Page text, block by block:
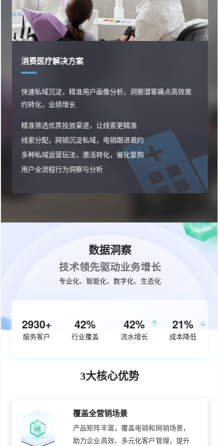
消费医疗解决方案
快速私域沉淀，精准用户画像分析，洞察潜客痛点高效邀
约转化，业绩增长
精准筛选优质投放渠道，让线索更精准
线索分配，网销沉淀私域，电销跟进邀约
多种私域运营玩法，激活转化，催化复购
用户全流程行为洞察与分析
数据洞察
技术领先驱动业务增长
专业化、智能化、数字化、生态化
3770+
服务客户
54%
行业覆盖
50%
流水增长
27%
成本降低
3大核心优势
覆盖全营销场景
产品矩阵丰富，覆盖电销和网销场景，
助力企业高效、多元化客户管理，提升